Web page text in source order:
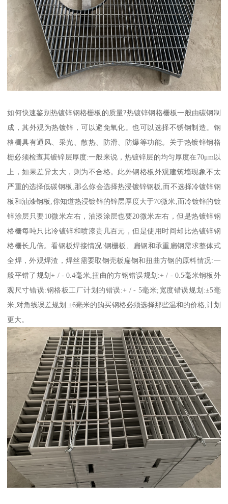
如何快速鉴别热镀锌钢格栅板的质量?热镀锌钢格栅板一般由碳钢制
成，其外观为热镀锌，可以避免氧化。也可以选择不锈钢制造。钢
格栅具有通风、采光、散热、防滑、防爆等功能。关于热镀锌钢格
栅必须检查其镀锌层厚度:一般来说，热镀锌层的均匀厚度在70μm以
上，如果差异太大，则为不合格。此外钢格板外观建筑墙现象不太
严重的选择低碳钢板,那么你会选择热浸镀锌钢板,而不选择冷镀锌钢
板和油漆钢板,你知道热浸镀锌的锌层厚度大于70微米,而冷镀锌的镀
锌涂层只要10微米左右，油漆涂层也要20微米左右，但是热镀锌钢
格栅每吨只比冷镀锌和喷漆贵几百元，但是使用时间却比热镀锌钢
格栅长几倍。看钢板焊接情况:钢栅板、扁钢和承重扁钢需求整体式
全焊，外观焊渣，焊丝需要取钢壳板扁钢和扭曲方钢的原料情况:一
般平错了规划+ / - 0.4毫米,扭曲的方钢错误规划:+ / - 0.5毫米钢板外
观尺寸错误:钢格板工厂计划的错误:+ / - 5毫米;宽度错误规划:±5毫
米,对角线误差规划:±6毫米的购买钢格必须选择那些温和的价格,计划
更大。